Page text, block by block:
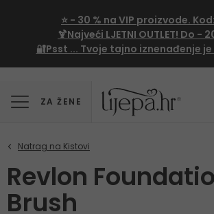
⭐ - 30 % na VIP proizvode. Kod:
🍹Najveći LJETNI OUTLET! Do -
🔐Psst ... Tvoje tajno iznenađenje
ZA ŽENE
Revlon
Brush